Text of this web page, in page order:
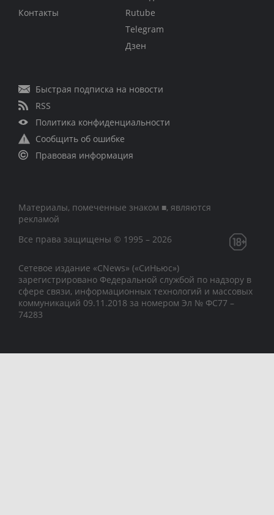
Контакты
Rutube
Telegram
Дзен
Быстрая подписка на новости
RSS
Политика конфиденциальности
Сообщить об ошибке
Правовая информация
Материалы, помеченные знаком ■, являются
рекламой
Все права защищены © 1995 – 2026
Сетевое издание «CNews» («СиНьюс»)
зарегистрировано Федеральной службой по надзору в
сфере связи, информационных технологий и массовых
коммуникаций 09.11.2018 за номером Эл № ФС77 –
74283